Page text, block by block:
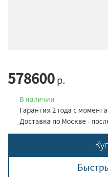
578600р.
В наличии
Гарантия 2 года с
Доставка по Москве -